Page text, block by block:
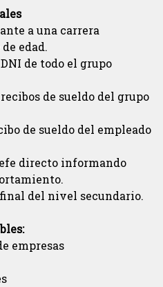
una carrera
todo el grupo
de sueldo del grupo
del empleado
informando
nivel secundario.
empresas